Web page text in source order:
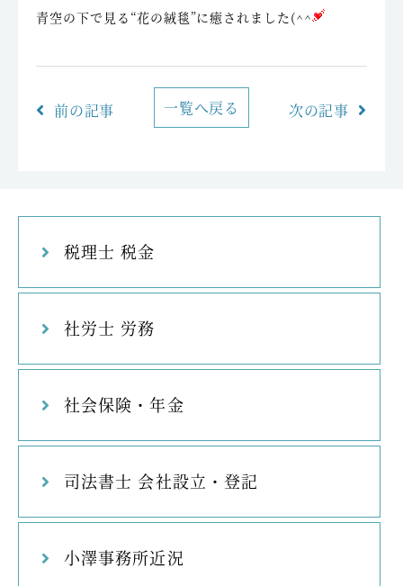
税理士 税金
社労士 労務
社会保険・年金
司法書士 会社設立・登記
小澤事務所近況
青空の下で見る“花の絨毯”に癒されました(^^
前の記事 一覧へ戻る 次の記事